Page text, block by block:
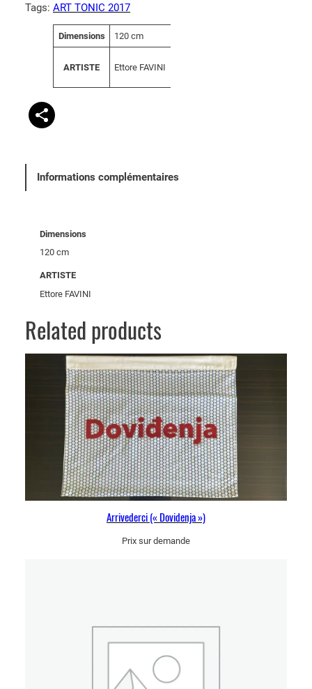
Tags: ART TONIC 2017
A
tt
u
V
l
Dimensions 120 cm
ARTISTE Ettore FAVINI
Informations complémentaires
Dimensions
120 cm
ARTISTE
Ettore FAVINI
Related products
Arrivederci (« Dovidenja »)
Prix sur demande